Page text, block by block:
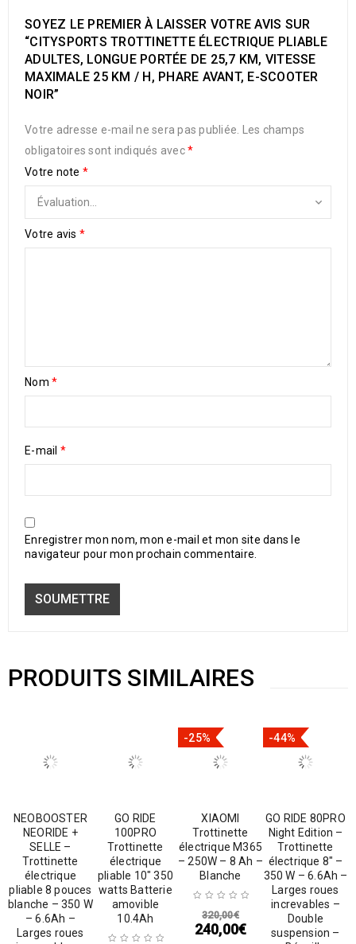
SOYEZ LE PREMIER À LAISSER VOTRE AVIS SUR
“CITYSPORTS TROTTINETTE ÉLECTRIQUE PLIABLE
ADULTES, LONGUE PORTÉE DE 25,7 KM, VITESSE
MAXIMALE 25 KM / H, PHARE AVANT, E-SCOOTER
NOIR”
Votre adresse e-mail ne sera pas publiée.
Les champs
obligatoires sont indiqués avec*
Votre note *
Votre avis *
Nom *
E-mail *
Enregistrer mon nom, mon e-mail et mon site dans le
navigateur pour mon prochain commentaire.
PRODUITS SIMILAIRES
NEOBOOSTER
NEORIDE +
SELLE –
Trottinette
électrique
pliable 8 pouces
blanche – 350 W
– 6.6Ah –
Larges roues
GO RIDE
100PRO
Trottinette
électrique
pliable 10″ 350
watts Batterie
amovible
10.4Ah
-25%
XIAOMI
Trottinette
électrique M365
– 250W – 8 Ah –
Blanche
320,00€
240,00€
-44%
GO RIDE 80PRO
Night Edition –
Trottinette
électrique 8″ –
350 W – 6.6Ah –
Larges roues
increvables –
Double
suspension –